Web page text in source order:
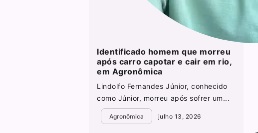
Identificado homem que morreu
após carro capotar e cair em rio,
em Agronômica
Lindolfo Fernandes Júnior, conhecido
como Júnior, morreu após sofrer um...
Agronômica julho 13, 2026